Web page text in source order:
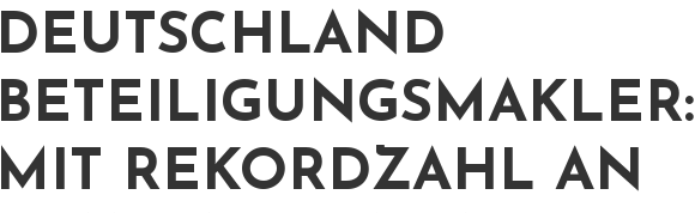
DEUTSCHLAND
MIT REKORDZAHL AN